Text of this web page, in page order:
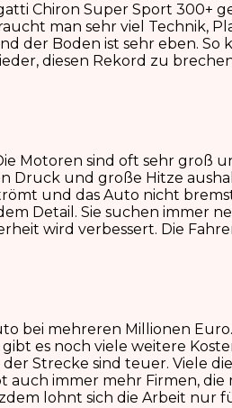
Chiron Super Sport 300+
man sehr viel Technik,
der Boden ist sehr eben. So
diesen Rekord zu
Motoren sind oft sehr groß
Druck und große Hitze
und das Auto nicht
Detail. Sie suchen immer
wird verbessert. Die
bei mehreren Millionen
es noch viele weitere
Strecke sind teuer. Viele
auch immer mehr Firmen,
lohnt sich die Arbeit nur